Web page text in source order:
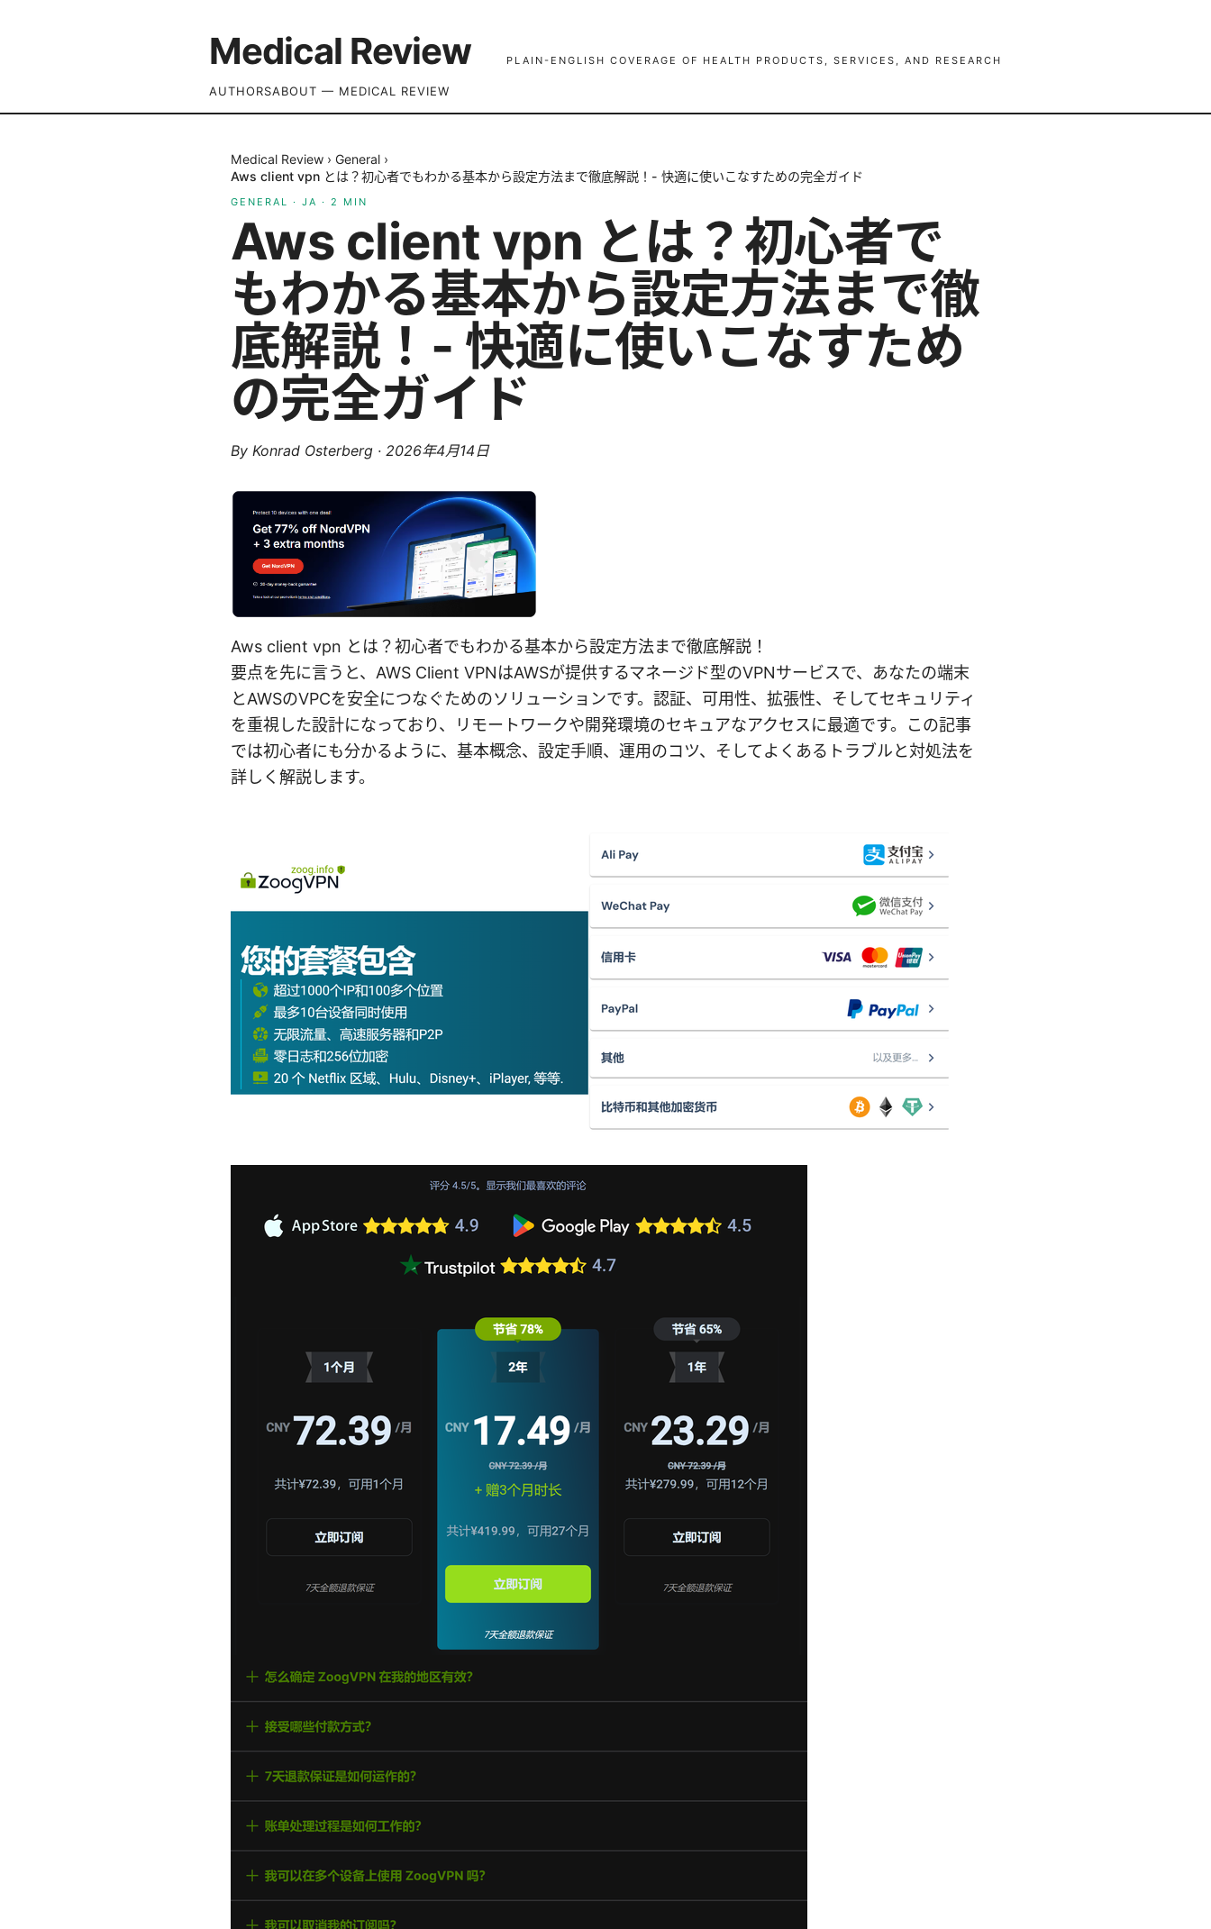
Medical Review PLAIN-ENGLISH COVERAGE OF HEALTH PRODUCTS, SERVICES, AND RESEARCH
AUTHORSABOUT — MEDICAL REVIEW
Medical Review › General ›
Aws client vpn とは？初心者でもわかる基本から設定方法まで徹底解説！- 快適に使いこなすための完全ガイド
GENERAL · JA · 2 MIN
Aws client vpn とは？初心者で
もわかる基本から設定方法まで徹
底解説！- 快適に使いこなすため
の完全ガイド
By Konrad Osterberg · 2026年4月14日
Aws client vpn とは？初心者でもわかる基本から設定方法まで徹底解説！
要点を先に言うと、AWS Client VPNはAWSが提供するマネージド型のVPNサービスで、あなたの端末
とAWSのVPCを安全につなぐためのソリューションです。認証、可用性、拡張性、そしてセキュリティ
を重視した設計になっており、リモートワークや開発環境のセキュアなアクセスに最適です。この記事
では初心者にも分かるように、基本概念、設定手順、運用のコツ、そしてよくあるトラブルと対処法を
詳しく解説します。